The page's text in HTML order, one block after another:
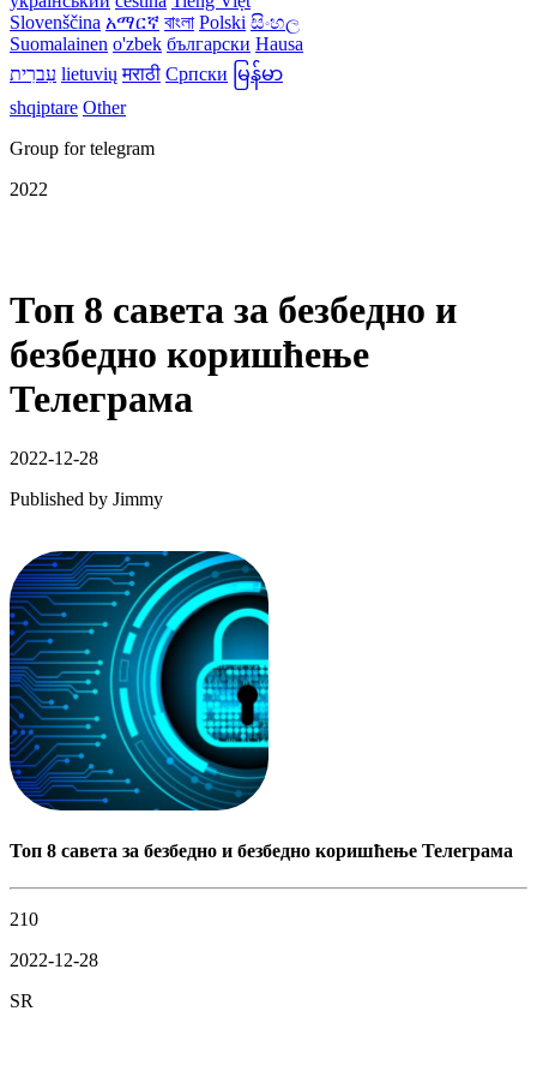
Slovenščina አማርኛ বাংলা Polski සිංහල
Suomalainen o'zbek български Hausa
עִברִית lietuvių मराठी Српски မြန်မာ
shqiptare Other
Group for telegram
2022
Топ 8 савета за безбедно и
безбедно коришћење
Телеграма
2022-12-28
Published by Jimmy
Топ 8 савета за безбедно и безбедно коришћење Телеграма
210
2022-12-28
SR